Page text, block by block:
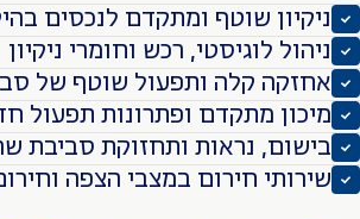
שוטף ומתקדם לנכסים בהיקפים
לוגיסטי, רכש וחומרי ניקיון
קלה ותפעול שוטף של סביבת
מתקדם ופתרונות תפעול חדשניים
נראות ותחזוקת סביבת שהייה
חירום במצבי הצפה וחירום